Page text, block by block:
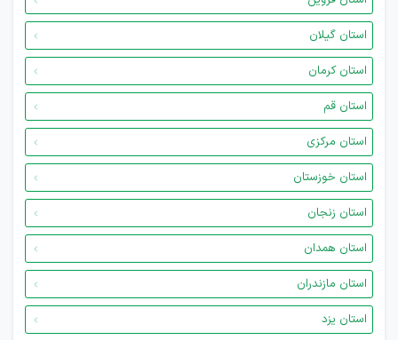
استان گیلان
استان کرمان
استان قم
استان مرکزی
استان خوزستان
استان زنجان
استان همدان
استان مازندران
استان یزد